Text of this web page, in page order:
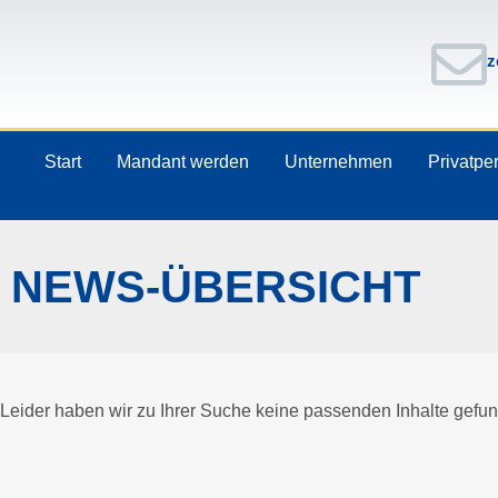
Start Mandant werden Unternehmen
NEWS-ÜBERSICHT
Leider haben wir zu Ihrer Suche keine passenden Inhalte